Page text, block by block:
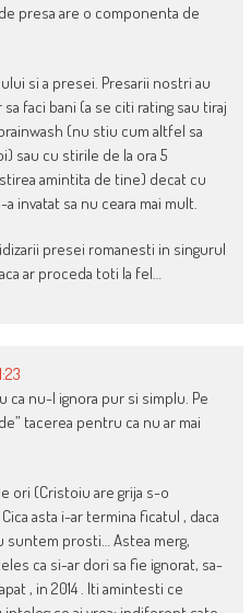
presa are o componenta de
si a presei. Presarii nostri au
faci bani (a se citi rating sau tiraj
(nu stiu cum altfel sa
sau cu stirile de la ora 5
amintita de tine) decat cu
invatat sa nu ceara mai mult.
presei romanesti in singurul
ar proceda toti la fel…
ca nu-l ignora pur si simplu. Pe
tacerea pentru ca nu ar mai
ori (Cristoiu are grija s-o
asta i-ar termina ficatul , daca
suntem prosti… Astea merg,
ca si-ar dori sa fie ignorat, sa-
, in 2014 . Iti amintesti ce